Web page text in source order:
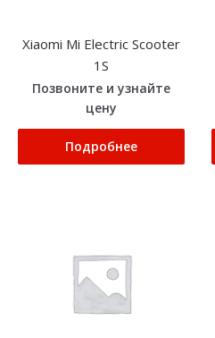
Xiaomi Mi Electric Scooter
1S
Позвоните и узнайте
цену
Подробнее